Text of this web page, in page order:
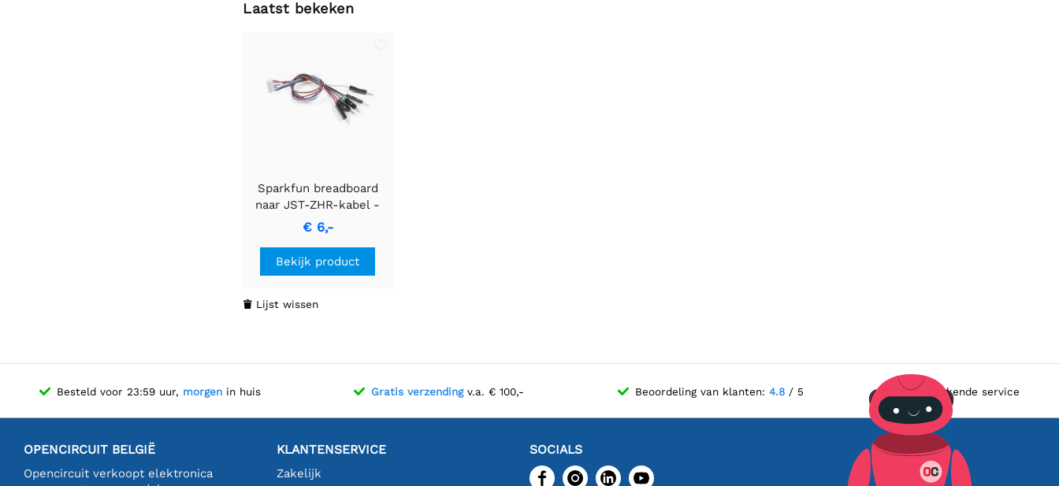
Laatst bekeken
Sparkfun breadboard
naar JST-ZHR-kabel -
6-pins x 1,5 mm steek
€ 6,-
Bekijk product
 Lijst wissen
Besteld voor 23:59 uur, morgen in huis Gratis verzendingv.a. € 100,- Beoordeling van klanten: 4.8/ 5 Uitstekende service
OPENCIRCUIT BELGIË
Opencircuit verkoopt elektronica
KLANTENSERVICE
Zakelijk
SOCIALS